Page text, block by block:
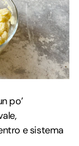
po’
e sistema